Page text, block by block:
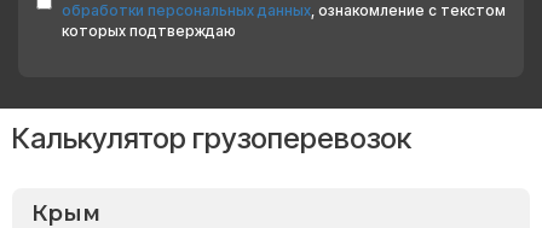
обработки персональных данных, ознакомление с текстом
которых подтверждаю
Калькулятор грузоперевозок